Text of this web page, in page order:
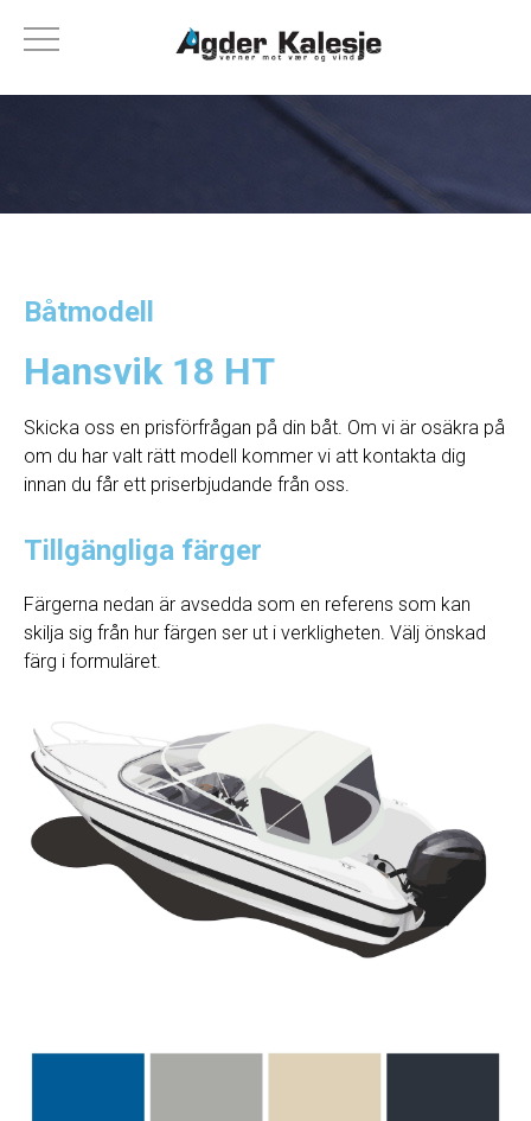
Båtmodell
Hansvik 18 HT
Skicka oss en prisförfrågan på din båt. Om vi ​​är osäkra på
om du har valt rätt modell kommer vi att kontakta dig
innan du får ett priserbjudande från oss.
Tillgängliga färger
Färgerna nedan är avsedda som en referens som kan
skilja sig från hur färgen ser ut i verkligheten. Välj önskad
färg i formuläret.